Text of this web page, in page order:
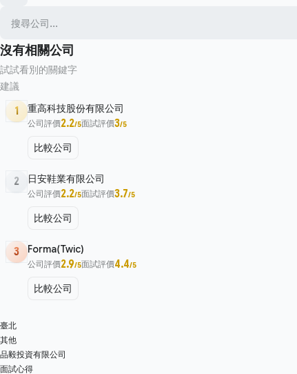
沒有相關公司
試試看別的關鍵字
建議
1 重高科技股份有限公司
公司評價2.2/5面試評價3/5
比較公司
2 日安鞋業有限公司
公司評價2.2/5面試評價3.7/5
比較公司
3 Forma(Twic)
公司評價2.9/5面試評價4.4/5
比較公司
臺北
其他
品毅投資有限公司
面試心得